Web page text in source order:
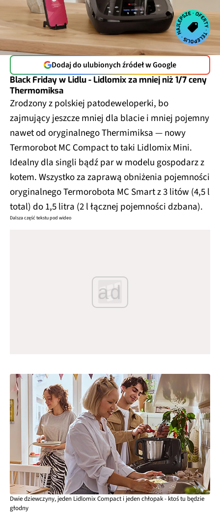
Dodaj do ulubionych źródeł w Google
Black Friday w Lidlu - Lidlomix za mniej niż 1/7 ceny
Thermomiksa
Zrodzony z polskiej patodeweloperki, bo
zajmujący jeszcze mniej dla blacie i mniej pojemny
nawet od oryginalnego Thermimiksa — nowy
Termorobot MC Compact to taki Lidlomix Mini.
Idealny dla singli bądź par w modelu gospodarz z
kotem. Wszystko za zaprawą obniżenia pojemności
oryginalnego Termorobota MC Smart z 3 litów (4,5 l
total) do 1,5 litra (2 l łącznej pojemności dzbana).
Dalsza część tekstu pod wideo
ad
Dwie dziewczyny, jeden Lidlomix Compact i jeden chłopak - ktoś tu będzie
głodny